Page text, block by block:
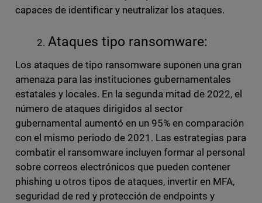
capaces de identificar y neutralizar los ataques.
Ataques tipo ransomware:
Los ataques de tipo ransomware suponen una gran
amenaza para las instituciones gubernamentales
estatales y locales. En la segunda mitad de 2022, el
número de ataques dirigidos al sector
gubernamental aumentó en un 95% en comparación
con el mismo periodo de 2021. Las estrategias para
combatir el ransomware incluyen formar al personal
sobre correos electrónicos que pueden contener
phishing u otros tipos de ataques, invertir en MFA,
seguridad de red y protección de endpoints y